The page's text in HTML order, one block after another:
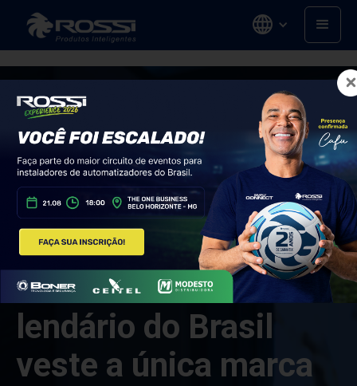
O CAMISA 2 mais
lendário do Brasil
veste a única marca